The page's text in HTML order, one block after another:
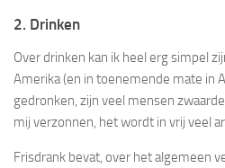
2. Drinken
Over drinken kan ik heel erg simpel
Amerika (en in toenemende mate in
gedronken, zijn veel mensen
mij verzonnen, het wordt in vrij veel
Frisdrank bevat, over het algemeen